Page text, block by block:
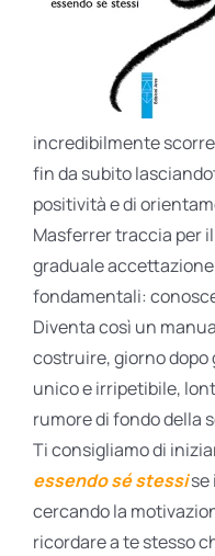
incredibilmente
fin da subito
positività e di
Masferrer traccia per
graduale
fondamentali:
Diventa così un
costruire, giorno
unico e irripetibile,
rumore di fondo della
Ti consigliamo di
essendo sé stessi
cercando la
ricordare a te stesso